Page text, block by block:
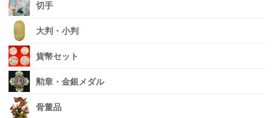
切手
大判・小判
貨幣セット
勲章・金銀メダル
骨董品